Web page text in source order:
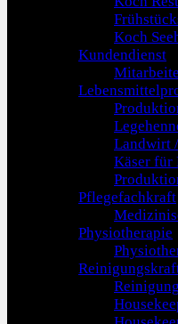
Koch
Kundendienst
Landwirt
Käser für
Pflegefachkraft
Physiotherapie